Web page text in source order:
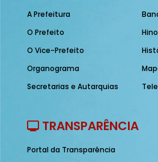
A Prefeitura
O Prefeito
O Vice-Prefeito
Organograma
Secretarias e Autarquias
TRANSPARÊNCIA
Portal da Transparência